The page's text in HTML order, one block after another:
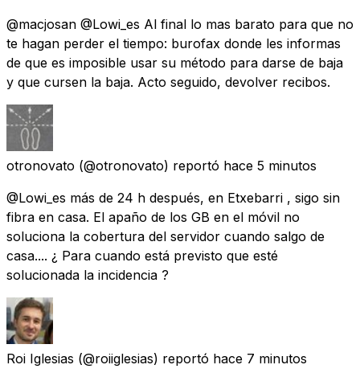
@macjosan @Lowi_es Al final lo mas barato para que no
te hagan perder el tiempo: burofax donde les informas
de que es imposible usar su método para darse de baja
y que cursen la baja. Acto seguido, devolver recibos.
otronovato (@otronovato) reportó hace 5 minutos
@Lowi_es más de 24 h después, en Etxebarri , sigo sin
fibra en casa. El apaño de los GB en el móvil no
soluciona la cobertura del servidor cuando salgo de
casa.... ¿ Para cuando está previsto que esté
solucionada la incidencia ?
Roi Iglesias (@roiiglesias) reportó hace 7 minutos